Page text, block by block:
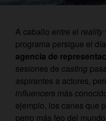
A caballo entre el reality
programa persigue el
agencia de
sesiones de casting
aspirantes a actores,
influencers más
ejemplo, los canes que
perro más feo del